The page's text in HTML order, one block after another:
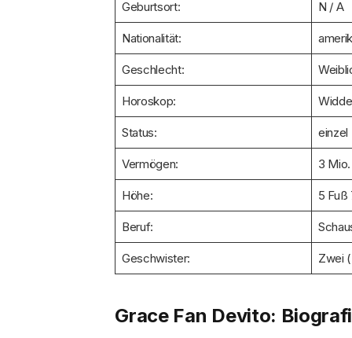
Geburtsort: N / A
Nationalität:
Geschlecht:
Horoskop:
Status: einzel
Vermögen: 3
Höhe: 5 Fuß
Beruf:
Geschwister: Zwei
Grace Fan Devito: